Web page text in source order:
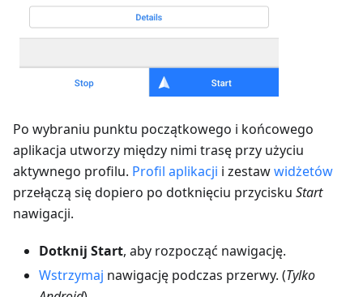
Po wybraniu punktu początkowego i końcowego
aplikacja utworzy między nimi trasę przy użyciu
aktywnego profilu. Profil aplikacji i zestawwidżetów
przełączą się dopiero po dotknięciu przycisku Start
nawigacji.
Dotknij Start, aby rozpocząć nawigację.
Wstrzymaj nawigację podczas przerwy. (Tylko